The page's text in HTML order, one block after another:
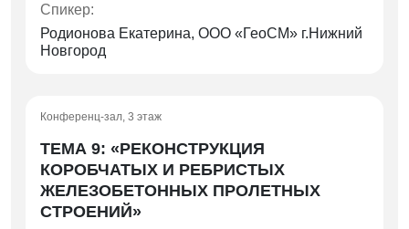
Спикер:
Родионова Екатерина, ООО «ГеоСМ» г.Нижний
Новгород
Конференц-зал, 3 этаж
ТЕМА 9: «РЕКОНСТРУКЦИЯ
КОРОБЧАТЫХ И РЕБРИСТЫХ
ЖЕЛЕЗОБЕТОННЫХ ПРОЛЕТНЫХ
СТРОЕНИЙ»